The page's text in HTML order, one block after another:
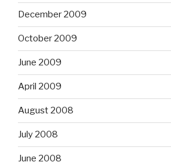
December 2009
October 2009
June 2009
April 2009
August 2008
July 2008
June 2008